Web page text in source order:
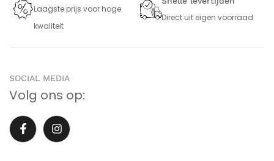
Laagste prijs voor hoge
kwaliteit
Direct uit eigen voorraad
SOCIAL MEDIA
Volg ons op: